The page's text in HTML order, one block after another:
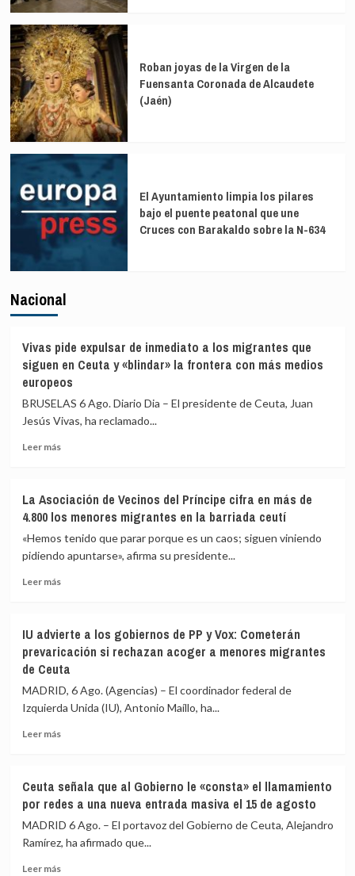
Roban joyas de la Virgen de la
Fuensanta Coronada de Alcaudete
(Jaén)
El Ayuntamiento limpia los pilares
bajo el puente peatonal que une
Cruces con Barakaldo sobre la N-634
Nacional
Vivas pide expulsar de inmediato a los migrantes que
siguen en Ceuta y «blindar» la frontera con más medios
europeos
BRUSELAS 6 Ago. Diario Dia – El presidente de Ceuta, Juan
Jesús Vivas, ha reclamado...
Leer másLeer
pide
expulsar
de
inmediato
los
en
Ceuta
y
«blindar»
frontera
con
La Asociación de Vecinos del Príncipe cifra en más de
4.800 los menores migrantes en la barriada ceutí
«Hemos tenido que parar porque es un caos; siguen viniendo
pidiendo apuntarse», afirma su presidente...
Leer másLeer
Asociación
de
Vecinos
del
Príncipe
cifra
en
los
menores
migrantes
la
barriada
IU advierte a los gobiernos de PP y Vox: Cometerán
prevaricación si rechazan acoger a menores migrantes
de Ceuta
MADRID, 6 Ago. (Agencias) – El coordinador federal de
Izquierda Unida (IU), Antonio Maíllo, ha...
Leer másLeer
advierte
a
los
gobiernos
de
PP
Ceuta señala que al Gobierno le «consta» el llamamiento
por redes a una nueva entrada masiva el 15 de agosto
MADRID 6 Ago. – El portavoz del Gobierno de Ceuta, Alejandro
Ramírez, ha afirmado que...
Leer másLeer